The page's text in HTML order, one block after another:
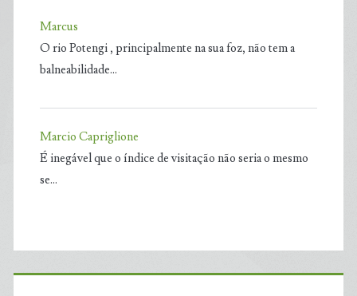
Marcus
O rio Potengi , principalmente na sua foz, não tem a
balneabilidade…
Marcio Capriglione
É inegável que o índice de visitação não seria o mesmo
se…